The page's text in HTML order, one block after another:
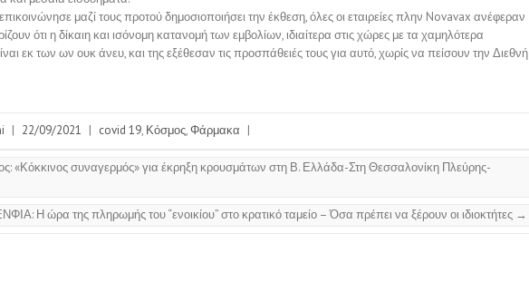
μαζί τους προτού δημοσιοποιήσει την έκθεση, όλες οι εταιρείες πλην Novavax ανέφεραν
ότι η δίκαιη και ισόνομη κατανομή των εμβολίων, ιδιαίτερα στις χώρες με τα χαμηλότερα
εκ των ων ουκ άνευ, και της εξέθεσαν τις προσπάθειές τους για αυτό, χωρίς να πείσουν την Διεθνή
| 22/09/2021 | covid 19, Κόσμος,Φάρμακα |
«Κόκκινος συναγερμός» για έκρηξη κρουσμάτων στη Β. Ελλάδα-Στη Θεσσαλονίκη Πλεύρης-
Η ώρα της πληρωμής του “ενοικίου” στο κρατικό ταμείο – Όσα πρέπει να ξέρουν οι ιδιοκτήτες →